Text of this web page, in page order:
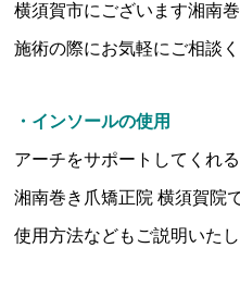
横須賀市にございます湘南
施術の際にお気軽にご相談
・インソールの使用
アーチをサポートしてくれ
湘南巻き爪矯正院 横須賀院
使用方法などもご説明いた